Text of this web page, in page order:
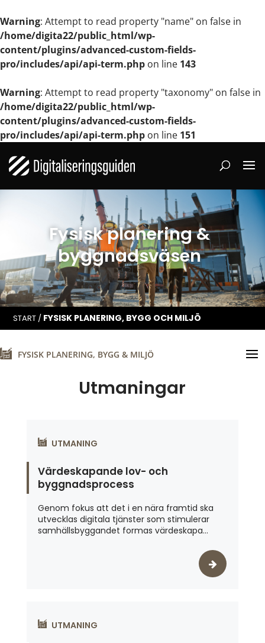
Warning: Attempt to read property "name" on false in
/home/digita22/public_html/wp-
content/plugins/advanced-custom-fields-
pro/includes/api/api-term.php on line 143
Warning: Attempt to read property "taxonomy" on false in
/home/digita22/public_html/wp-
content/plugins/advanced-custom-fields-
pro/includes/api/api-term.php on line 151
Fysisk planering &
byggnadsväsen
START / FYSISK PLANERING, BYGG OCH MILJÖ
FYSISK PLANERING, BYGG & MILJÖ
Utmaningar
UTMANING
Värdeskapande lov- och
byggnadsprocess
Genom fokus att det i en nära framtid ska
utvecklas digitala tjänster som stimulerar
samhällsbyggandet formas värdeskapa...
UTMANING